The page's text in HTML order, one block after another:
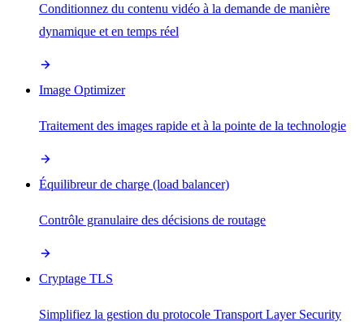
Conditionnez du contenu vidéo à la demande de manière
dynamique et en temps réel
Image Optimizer
Traitement des images rapide et à la pointe de la technologie
Équilibreur de charge (load balancer)
Contrôle granulaire des décisions de routage
Cryptage TLS
Simplifiez la gestion du protocole Transport Layer Security